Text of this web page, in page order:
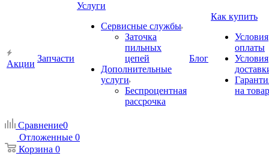
Акции
Запчасти
Услуги
Сервисные службы
Заточка
пильных
цепей
Дополнительные
услуги
Беспроцентная
рассрочка
Блог
Как купить
Условия
оплаты
Условия
на товар
Сравнение0
Отложенные 0
Корзина 0